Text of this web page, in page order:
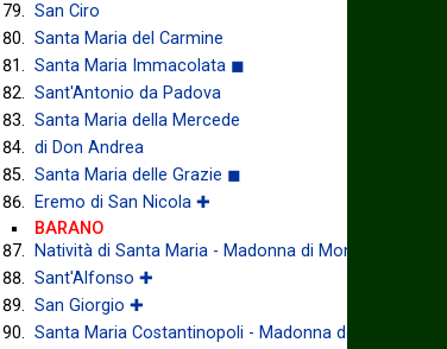
San Ciro
Santa Maria del Carmine
Santa Maria Immacolata ◼
Sant'Antonio da Padova
Santa Maria della Mercede
di Don Andrea
Santa Maria delle Grazie ◼
Eremo di San Nicola ✚
BARANO
Natività di Santa Maria - Madonna di Montevergine
Sant'Alfonso ✚
San Giorgio ✚
Santa Maria Costantinopoli - Madonna delle Grazie ✚